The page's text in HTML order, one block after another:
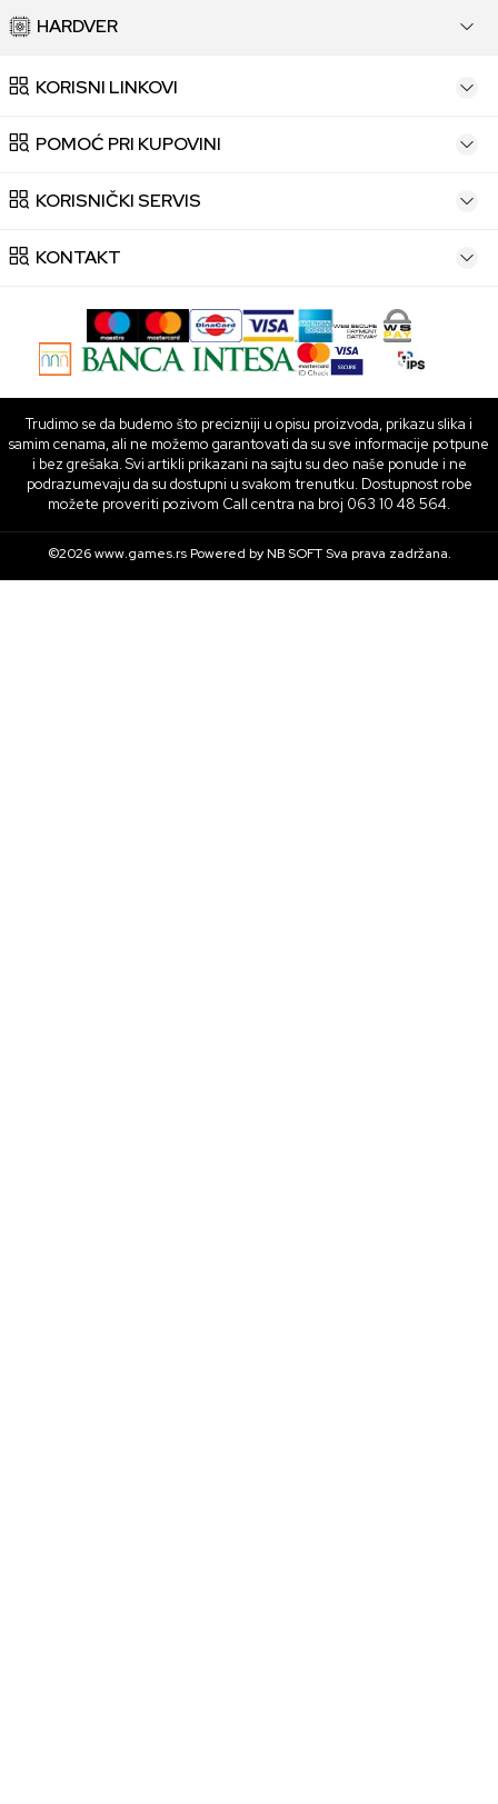
HARDVER
KORISNI LINKOVI
POMOĆ PRI KUPOVINI
KORISNIČKI SERVIS
KONTAKT
Trudimo se da budemo što precizniji u opisu proizvoda, prikazu slika i
samim cenama, ali ne možemo garantovati da su sve informacije potpune
i bez grešaka. Svi artikli prikazani na sajtu su deo naše ponude i ne
podrazumevaju da su dostupni u svakom trenutku. Dostupnost robe
možete proveriti pozivom Call centra na broj 063 10 48 564.
©2026www.games.rs Powered byNB SOFTSva prava zadržana.